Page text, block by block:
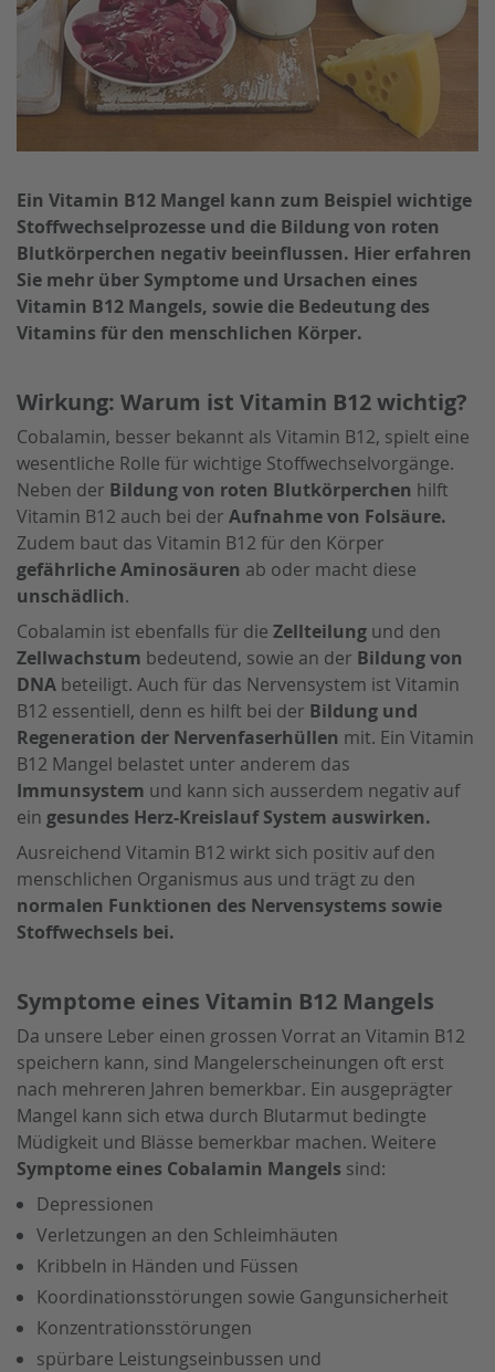
Kinder- & Babypflege
Körperbürsten
Ein Vitamin B12 Mangel kann zum Beispiel wichtige
Stoffwechselprozesse und die Bildung von roten
Blutkörperchen negativ beeinflussen. Hier erfahren
Sie mehr über Symptome und Ursachen eines
Vitamin B12 Mangels, sowie die Bedeutung des
Vitamins für den menschlichen Körper.
Wirkung: Warum ist Vitamin B12 wichtig?
Cobalamin, besser bekannt als Vitamin B12, spielt eine
wesentliche Rolle für wichtige Stoffwechselvorgänge.
Neben der Bildung von roten Blutkörperchen hilft
Vitamin B12 auch bei der Aufnahme von Folsäure.
Zudem baut das Vitamin B12 für den Körper
gefährliche Aminosäuren ab oder macht diese
unschädlich.
Cobalamin ist ebenfalls für die Zellteilung und den
Zellwachstum bedeutend, sowie an der Bildung von
DNA beteiligt. Auch für das Nervensystem ist Vitamin
B12 essentiell, denn es hilft bei der Bildung und
Regeneration der Nervenfaserhüllen mit. Ein Vitamin
B12 Mangel belastet unter anderem das
Immunsystem und kann sich ausserdem negativ auf
ein gesundes Herz-Kreislauf System auswirken.
Ausreichend Vitamin B12 wirkt sich positiv auf den
menschlichen Organismus aus und trägt zu den
normalen Funktionen des Nervensystems sowie
Stoffwechsels bei.
Symptome eines Vitamin B12 Mangels
Da unsere Leber einen grossen Vorrat an Vitamin B12
speichern kann, sind Mangelerscheinungen oft erst
nach mehreren Jahren bemerkbar. Ein ausgeprägter
Mangel kann sich etwa durch Blutarmut bedingte
Müdigkeit und Blässe bemerkbar machen. Weitere
Symptome eines Cobalamin Mangels sind:
Depressionen
Verletzungen an den Schleimhäuten
Kribbeln in Händen und Füssen
Koordinationsstörungen sowie Gangunsicherheit
Konzentrationsstörungen
spürbare Leistungseinbussen und